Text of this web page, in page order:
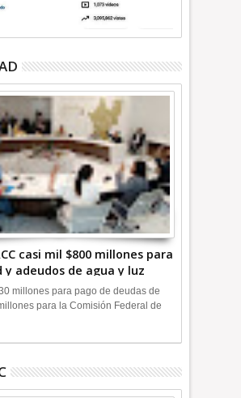
casi mil $800 millones para
y adeudos de agua y luz
millones para pago de deudas de
para la Comisión Federal de